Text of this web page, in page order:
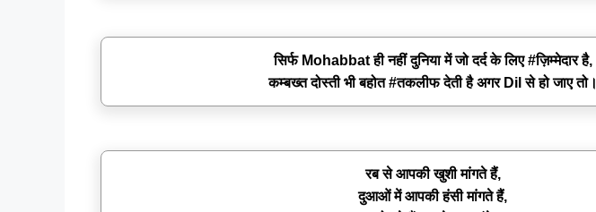
सिर्फ Mohabbat ही नहीं दुनिया में जो दर्द के लिए #ज़िम्मेदार है,
कम्बख्त दोस्ती भी बहोत #तकलीफ देती है अगर Dil से हो जाए तो।
रब से आपकी खुशी मांगते हैं,
दुआओं में आपकी हंसी मांगते हैं,